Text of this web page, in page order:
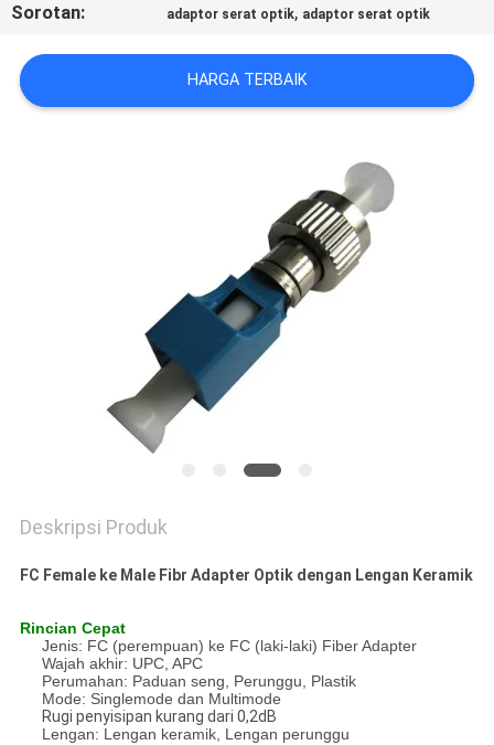
PRIVACY
POLICY
Sorotan: adaptor serat optik, adaptor serat optik
HARGA TERBAIK
Deskripsi Produk
FC Female ke Male Fibr Adapter Optik dengan Lengan Keramik
Rincian Cepat
Jenis: FC (perempuan) ke FC (laki-laki) Fiber Adapter
Wajah akhir: UPC, APC
Perumahan: Paduan seng, Perunggu, Plastik
Mode: Singlemode dan Multimode
Rugi penyisipan kurang dari 0,2dB
Lengan: Lengan keramik, Lengan perunggu